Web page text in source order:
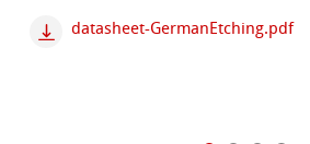
datasheet-GermanEtching.pdf